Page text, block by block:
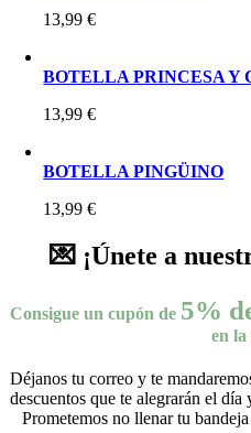
13,99€
BOTELLA PRINCESA Y
13,99€
BOTELLA PINGÜINO
13,99€
💌 ¡Únete a
Consigue un cupón de 5%
en la
Déjanos tu correo y te
descuentos que te alegrarán el día
Prometemos no llenar tu